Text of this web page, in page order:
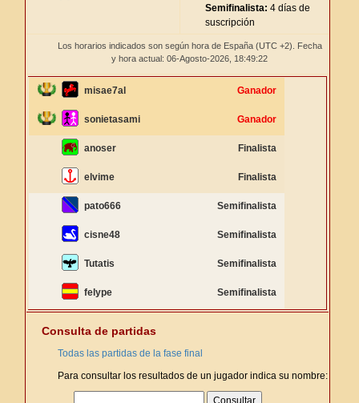
Semifinalista: 4 días de
suscripción
Los horarios indicados son según hora de España (UTC +2). Fecha
y hora actual: 06-Agosto-2026, 18:49:22
misae7al Ganador
sonietasami Ganador
anoser Finalista
elvime Finalista
pato666 Semifinalista
cisne48 Semifinalista
Tutatis Semifinalista
felype Semifinalista
Consulta de partidas
Todas las partidas de la fase final
Para consultar los resultados de un jugador indica su nombre: